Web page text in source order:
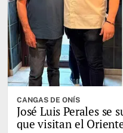
CANGAS DE ONÍS
José Luis Perales se
que visitan el